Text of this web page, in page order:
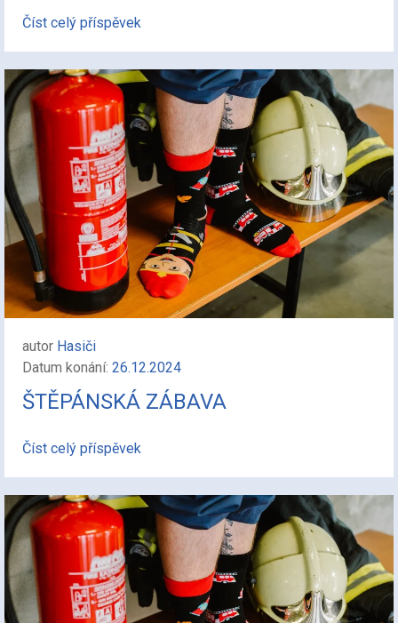
Číst celý příspěvek
autor Hasiči
Datum konání: 26.12.2024
ŠTĚPÁNSKÁ ZÁBAVA
Číst celý příspěvek